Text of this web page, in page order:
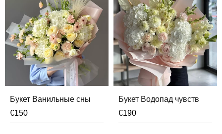
Букет Ванильные сны
€150
Букет Водопад чувств
€190